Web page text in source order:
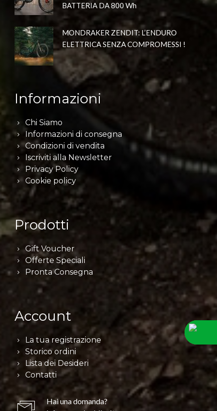
BATTERIA DA 800 Wh
MONDRAKER ZENDIT: L’ENDURO
ELETTRICA SENZA COMPROMESSI !
Informazioni
Chi Siamo
Informazioni di consegna
Condizioni di vendita
Iscriviti alla Newsletter
Privacy Policy
Cookie policy
Prodotti
Gift Voucher
Offerte Speciali
Pronta Consegna
Account
La tua registrazione
Storico ordini
Lista dei Desideri
Contatti
Hai una domanda?